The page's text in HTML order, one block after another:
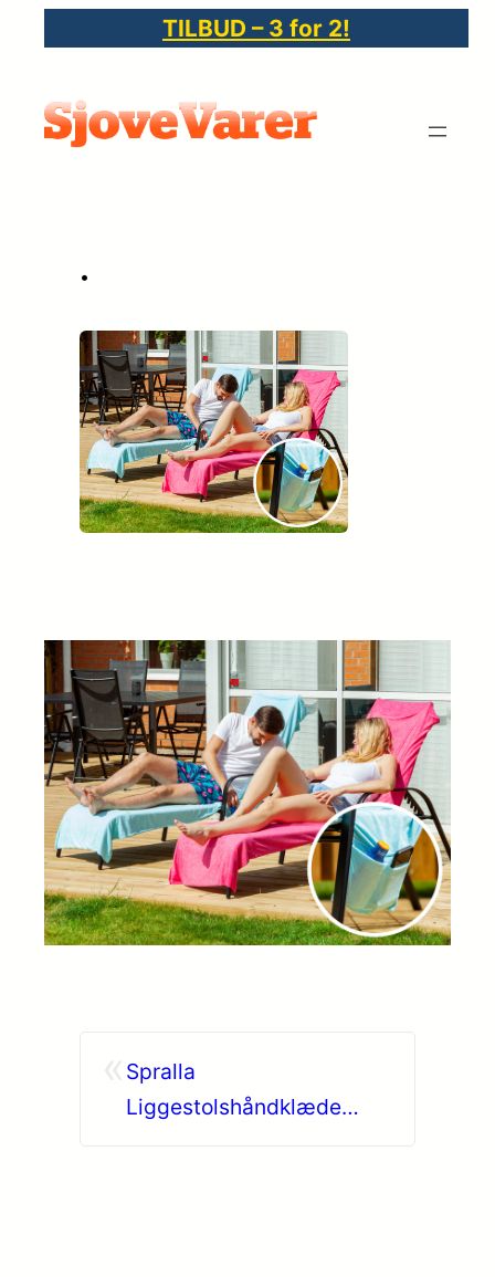
indhold
TILBUD – 3 for 2!
•
Spralla
Liggestolshåndklæde